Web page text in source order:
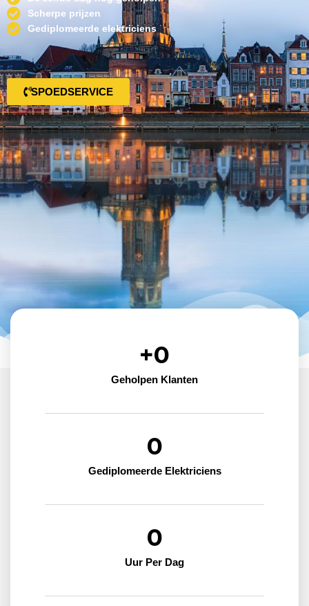
Scherpe prijzen
Gediplomeerde elektriciens
SPOEDSERVICE
Geholpen Klanten
+0
Gediplomeerde Elektriciens
0
Uur Per Dag
0